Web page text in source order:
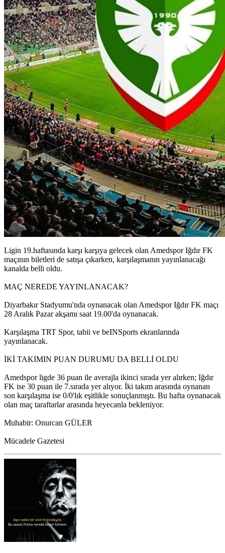
Ligin 19.haftasında karşı karşıya gelecek olan Amedspor Iğdır FK
maçının biletleri de satışa çıkarken, karşılaşmanın yayınlanacağı
kanalda belli oldu.
MAÇ NEREDE YAYINLANACAK?
Diyarbakır Stadyumu'nda oynanacak olan Amedspor Iğdır FK maçı
28 Aralık Pazar akşamı saat 19.00'da oynanacak.
Karşılaşma TRT Spor, tabii ve beINSports ekranlarında
yayınlanacak.
İKİ TAKIMIN PUAN DURUMU DA BELLİ OLDU
Amedspor ligde 36 puan ile averajla ikinci sırada yer alırken; Iğdır
FK ise 30 puan ile 7.sırada yer alıyor. İki takım arasında oynanan
son karşılaşma ise 0/0'lık eşitlikle sonuçlanmıştı. Bu hafta oynanacak
olan maç taraftarlar arasında heyecanla bekleniyor.
Muhabir: Onurcan GÜLER
Mücadele Gazetesi